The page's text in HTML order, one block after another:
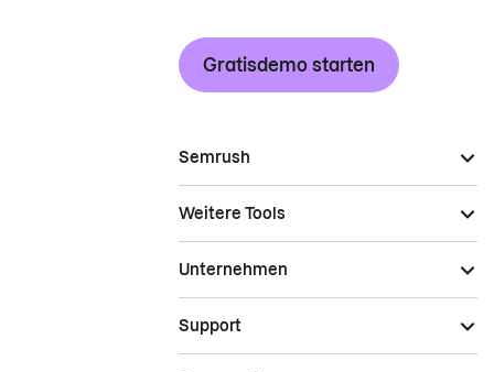
Gratisdemo starten
Semrush
Weitere Tools
Unternehmen
Support